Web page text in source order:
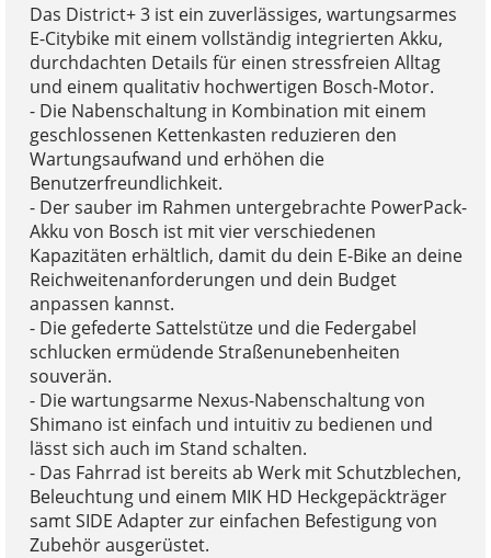
Das District+ 3 ist ein zuverlässiges, wartungsarmes
E-Citybike mit einem vollständig integrierten Akku,
durchdachten Details für einen stressfreien Alltag
und einem qualitativ hochwertigen Bosch-Motor.
- Die Nabenschaltung in Kombination mit einem
geschlossenen Kettenkasten reduzieren den
Wartungsaufwand und erhöhen die
Benutzerfreundlichkeit.
- Der sauber im Rahmen untergebrachte PowerPack-
Akku von Bosch ist mit vier verschiedenen
Kapazitäten erhältlich, damit du dein E-Bike an deine
Reichweitenanforderungen und dein Budget
anpassen kannst.
- Die gefederte Sattelstütze und die Federgabel
schlucken ermüdende Straßenunebenheiten
souverän.
- Die wartungsarme Nexus-Nabenschaltung von
Shimano ist einfach und intuitiv zu bedienen und
lässt sich auch im Stand schalten.
- Das Fahrrad ist bereits ab Werk mit Schutzblechen,
Beleuchtung und einem MIK HD Heckgepäckträger
samt SIDE Adapter zur einfachen Befestigung von
Zubehör ausgerüstet.